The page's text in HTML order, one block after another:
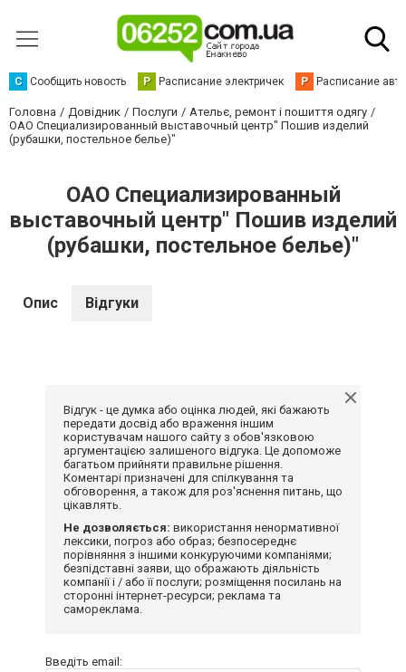
С Сообщить новость Р Расписание электричек Р Расписание
Головна Довідник Послуги
Ательє, ремонт і пошиття одягу
ОАО Специализированный выставочный центр" Пошив изделий
(рубашки, постельное белье)"
ОАО Специализированный
выставочный центр" Пошив изделий
(рубашки, постельное белье)"
Опис Відгуки
Відгук - це думка або оцінка людей, які бажають
передати досвід або враження іншим
користувачам нашого сайту з обов'язковою
аргументацією залишеного відгука. Це допоможе
багатьом прийняти правильне рішення.
Коментарі призначені для спілкування та
обговорення, а також для роз'яснення питань, що
цікавлять.
Не дозволяється: використання ненормативної
лексики, погроз або образ; безпосереднє
порівняння з іншими конкуруючими компаніями;
безпідставні заяви, що ображають діяльність
компанії і / або її послуги; розміщення посилань на
сторонні інтернет-ресурси; реклама та
самореклама.
Введіть email: